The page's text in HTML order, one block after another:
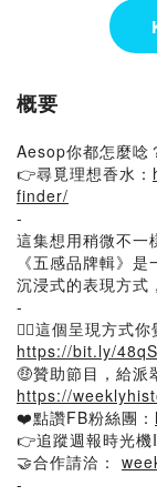
概要
Aesop你都怎麼唸
👉尋覓理想香水：
finder/
-
這集想用稍微不一
《五感品牌輯》
沉浸式的表現方式
-
🙋‍♂️這個呈現方式
https://bit.ly/
🤑贊助節目，給派
https://
❤️點讚FB粉絲團：
👉追蹤週報時光機
🤝合作請洽：
-